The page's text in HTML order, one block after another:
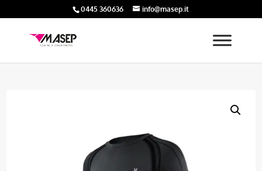
0445 360636 info@masep.it